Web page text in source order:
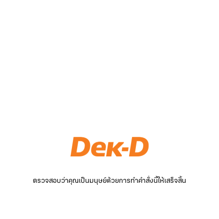
ตรวจสอบว่าคุณเป็นมนุษย์ด้วยการทำคำสั่งนี้ให้เสร็จสิ้น